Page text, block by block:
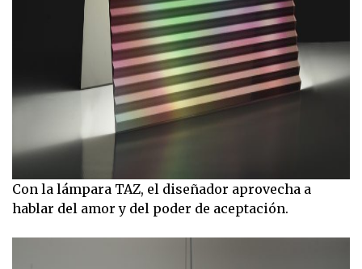
Con la lámpara TAZ, el diseñador aprovecha a
hablar del amor y del poder de aceptación.